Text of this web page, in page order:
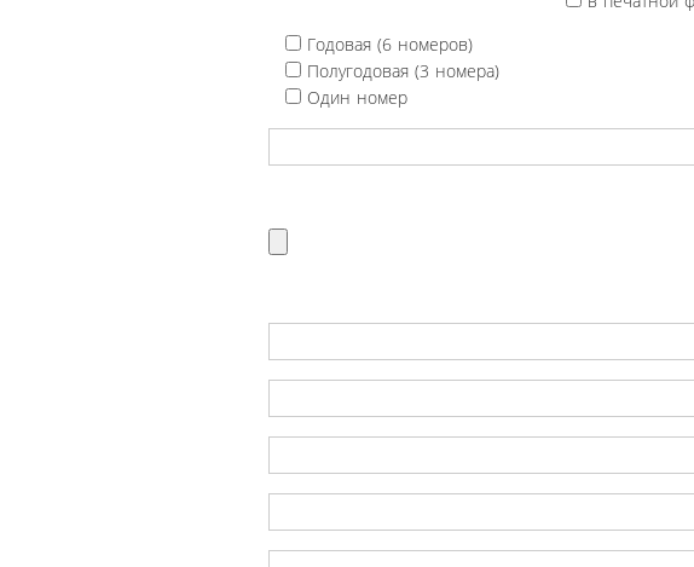
Годовая (6 номеров)
Полугодовая (3 номера)
Один номер